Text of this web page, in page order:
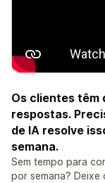
Os clientes têm
respostas.
de IA resolve
semana.
Sem tempo para
por semana?